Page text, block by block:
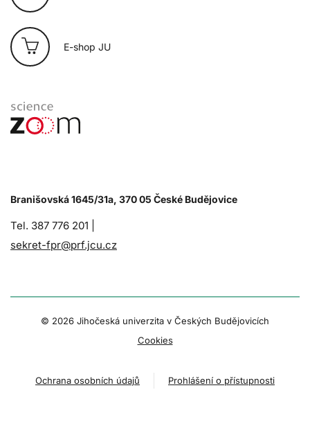
E-shop JU
Branišovská 1645/31a, 370 05 České Budějovice
Tel. 387 776 201 |
sekret-fpr@prf.jcu.cz
© 2026 Jihočeská univerzita v Českých Budějovicích
Cookies
Ochrana osobních údajů Prohlášení o přístupnosti